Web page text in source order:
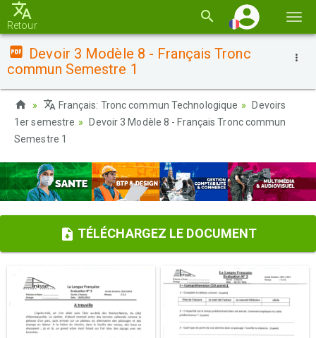
la
Retour
Devoir 3 Modèle 8 - Français Tronc
commun Semestre 1
Français: Tronc commun Technologique
Devoirs
1er semestre
Devoir 3 Modèle 8 - Français Tronc commun
Semestre 1
TÉLÉCHARGEZ LE DOCUMENT